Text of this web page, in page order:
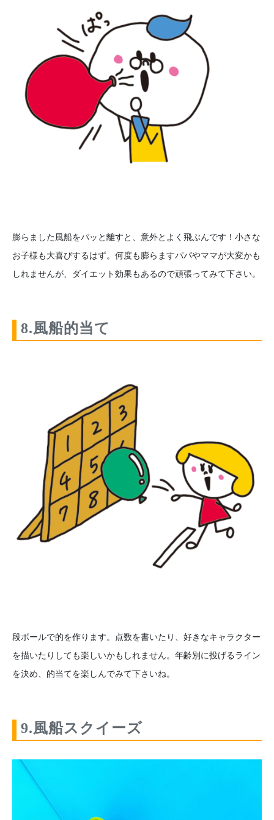
膨らました風船をパッと離すと、意外とよく飛ぶんです！小さな
お子様も大喜びするはず。何度も膨らますパパやママが大変かも
しれませんが、ダイエット効果もあるので頑張ってみて下さい。
8.風船的当て
段ボールで的を作ります。点数を書いたり、好きなキャラクター
を描いたりしても楽しいかもしれません。年齢別に投げるライン
を決め、的当てを楽しんでみて下さいね。
9.風船スクイーズ